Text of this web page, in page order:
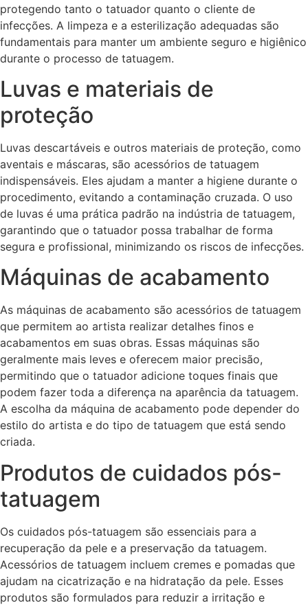
protegendo tanto o tatuador quanto o cliente de
infecções. A limpeza e a esterilização adequadas são
fundamentais para manter um ambiente seguro e higiênico
durante o processo de tatuagem.
Luvas e materiais de
proteção
Luvas descartáveis e outros materiais de proteção, como
aventais e máscaras, são acessórios de tatuagem
indispensáveis. Eles ajudam a manter a higiene durante o
procedimento, evitando a contaminação cruzada. O uso
de luvas é uma prática padrão na indústria de tatuagem,
garantindo que o tatuador possa trabalhar de forma
segura e profissional, minimizando os riscos de infecções.
Máquinas de acabamento
As máquinas de acabamento são acessórios de tatuagem
que permitem ao artista realizar detalhes finos e
acabamentos em suas obras. Essas máquinas são
geralmente mais leves e oferecem maior precisão,
permitindo que o tatuador adicione toques finais que
podem fazer toda a diferença na aparência da tatuagem.
A escolha da máquina de acabamento pode depender do
estilo do artista e do tipo de tatuagem que está sendo
criada.
Produtos de cuidados pós-
tatuagem
Os cuidados pós-tatuagem são essenciais para a
recuperação da pele e a preservação da tatuagem.
Acessórios de tatuagem incluem cremes e pomadas que
ajudam na cicatrização e na hidratação da pele. Esses
produtos são formulados para reduzir a irritação e